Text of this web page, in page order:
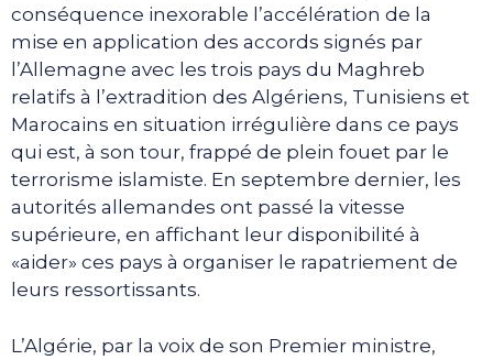
conséquence inexorable l’accélération de la
mise en application des accords signés par
l’Allemagne avec les trois pays du Maghreb
relatifs à l’extradition des Algériens, Tunisiens et
Marocains en situation irrégulière dans ce pays
qui est, à son tour, frappé de plein fouet par le
terrorisme islamiste. En septembre dernier, les
autorités allemandes ont passé la vitesse
supérieure, en affichant leur disponibilité à
«aider» ces pays à organiser le rapatriement de
leurs ressortissants.
L’Algérie, par la voix de son Premier ministre,